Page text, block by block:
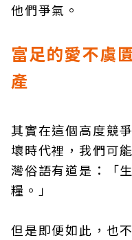
他們爭氣。
富足的愛不虞
產
其實在這個高度競
壞時代裡，我們可
灣俗語有道是：「
糧。」
但是即便如此，也